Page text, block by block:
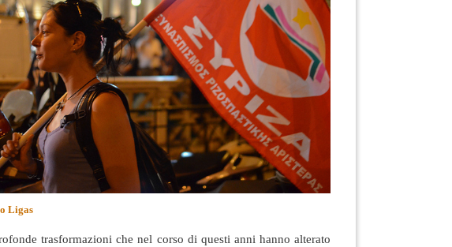
Ligas
trasformazioni che nel corso di questi anni hanno alterato